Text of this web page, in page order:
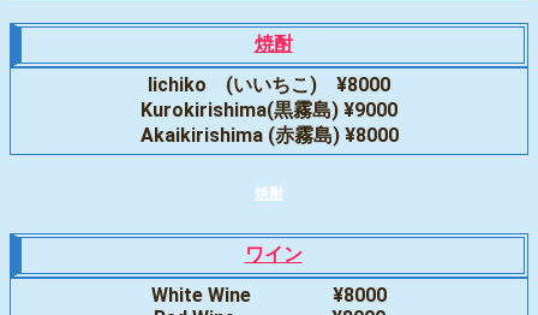
焼酎
Iichiko (いいちこ) ¥8000
Kurokirishima(黒霧島) ¥9000
Akaikirishima (赤霧島) ¥8000
焼酎
ワイン
White Wine ¥8000